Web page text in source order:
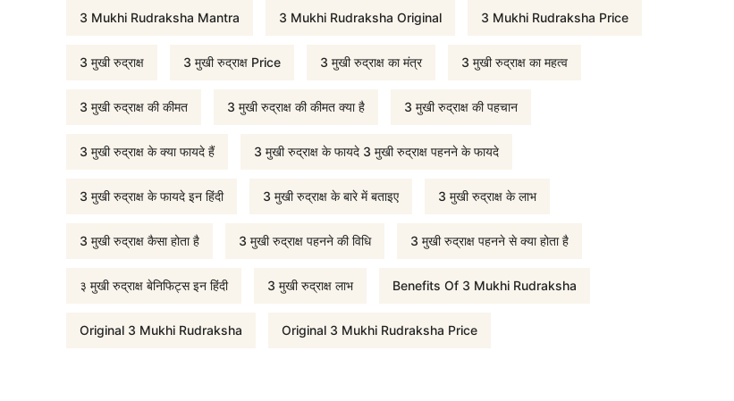
e
s
₹
1
i
₹
1
,
7
3 Mukhi Rudraksha Mantra 3 Mukhi Rudraksha Original 3 Mukhi Rudraksha Price
3 मुखी रुद्राक्ष 3 मुखी रुद्राक्ष Price 3 मुखी रुद्राक्ष का मंत्र 3 मुखी रुद्राक्ष का महत्व
3 मुखी रुद्राक्ष की कीमत 3 मुखी रुद्राक्ष की कीमत क्या है 3 मुखी रुद्राक्ष की पहचान
3 मुखी रुद्राक्ष के क्या फायदे हैं 3 मुखी रुद्राक्ष के फायदे 3 मुखी रुद्राक्ष पहनने के फायदे
3 मुखी रुद्राक्ष के फायदे इन हिंदी 3 मुखी रुद्राक्ष के बारे में बताइए 3 मुखी रुद्राक्ष के लाभ
3 मुखी रुद्राक्ष कैसा होता है 3 मुखी रुद्राक्ष पहनने की विधि 3 मुखी रुद्राक्ष पहनने से क्या होता है
३ मुखी रुद्राक्ष बेनिफिट्स इन हिंदी 3 मुखी रुद्राक्ष लाभ Benefits Of 3 Mukhi Rudraksha
Original 3 Mukhi Rudraksha Original 3 Mukhi Rudraksha Price